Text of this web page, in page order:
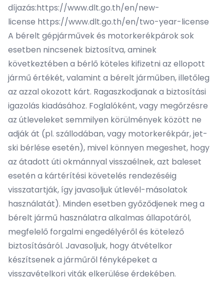
díjazás:https://www.dlt.go.th/en/new-
license https://www.dlt.go.th/en/two-year-license
A bérelt gépjárművek és motorkerékpárok sok
esetben nincsenek biztosítva, aminek
következtében a bérlő köteles kifizetni az ellopott
jármű értékét, valamint a bérelt járműben, illetőleg
az azzal okozott kárt. Ragaszkodjanak a biztosítási
igazolás kiadásához. Foglalóként, vagy megőrzésre
az útleveleket semmilyen körülmények között ne
adják át (pl. szállodában, vagy motorkerékpár, jet-
ski bérlése esetén), mivel könnyen megeshet, hogy
az átadott úti okmánnyal visszaélnek, azt baleset
esetén a kártérítési követelés rendezéséig
visszatartják, így javasoljuk útlevél-másolatok
használatát). Minden esetben győződjenek meg a
bérelt jármű használatra alkalmas állapotáról,
megfelelő forgalmi engedélyéről és kötelező
biztosításáról. Javasoljuk, hogy átvételkor
készítsenek a járműről fényképeket a
visszavételkori viták elkerülése érdekében.